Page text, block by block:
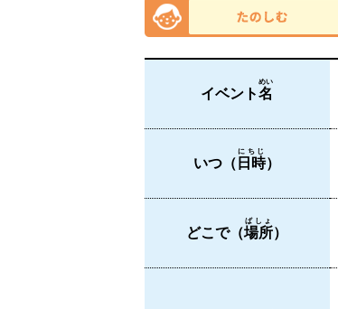
イベント名
めい
いつ（ 日時
にちじ
）
どこで（場所
ばしょ
）